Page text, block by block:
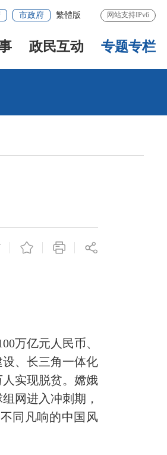
市政府 繁體版 网站支持IPv6
政民互动 专题专栏
万亿元人民币、
、长三角一体化
实现脱贫。嫦娥
网进入冲刺期，
同凡响的中国风